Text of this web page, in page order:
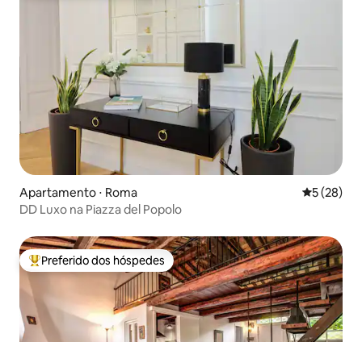
Apartamento ⋅ Roma 5 de uma
5 (28)
DD Luxo na Piazza del Popolo
Entre os melhores preferidos dos hóspedes
Preferido dos hóspedes